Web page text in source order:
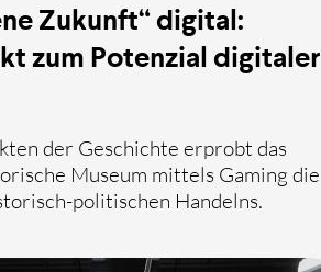
Zukunft“ digital:
zum Potenzial digitaler
der Geschichte erprobt das
Museum mittels Gaming die
politischen Handelns.